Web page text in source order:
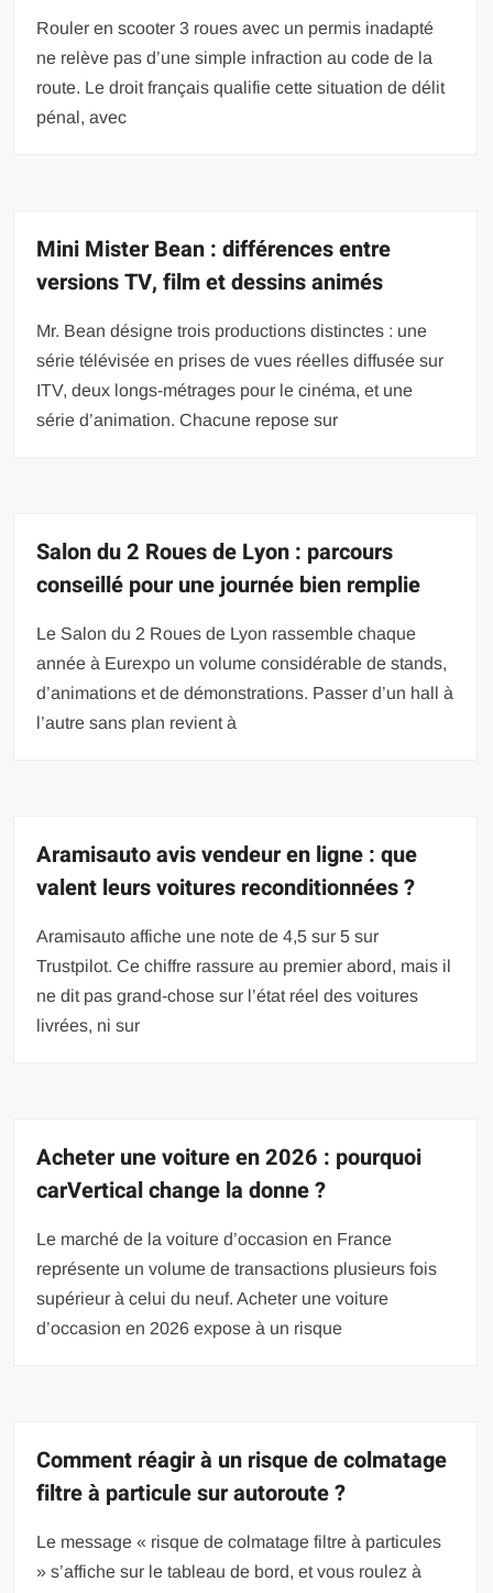
Rouler en scooter 3 roues avec un permis inadapté
ne relève pas d’une simple infraction au code de la
route. Le droit français qualifie cette situation de délit
pénal, avec
Mini Mister Bean : différences entre
versions TV, film et dessins animés
Mr. Bean désigne trois productions distinctes : une
série télévisée en prises de vues réelles diffusée sur
ITV, deux longs-métrages pour le cinéma, et une
série d’animation. Chacune repose sur
Salon du 2 Roues de Lyon : parcours
conseillé pour une journée bien remplie
Le Salon du 2 Roues de Lyon rassemble chaque
année à Eurexpo un volume considérable de stands,
d’animations et de démonstrations. Passer d’un hall à
l’autre sans plan revient à
Aramisauto avis vendeur en ligne : que
valent leurs voitures reconditionnées ?
Aramisauto affiche une note de 4,5 sur 5 sur
Trustpilot. Ce chiffre rassure au premier abord, mais il
ne dit pas grand-chose sur l’état réel des voitures
livrées, ni sur
Acheter une voiture en 2026 : pourquoi
carVertical change la donne ?
Le marché de la voiture d’occasion en France
représente un volume de transactions plusieurs fois
supérieur à celui du neuf. Acheter une voiture
d’occasion en 2026 expose à un risque
Comment réagir à un risque de colmatage
filtre à particule sur autoroute ?
Le message « risque de colmatage filtre à particules
» s’affiche sur le tableau de bord, et vous roulez à